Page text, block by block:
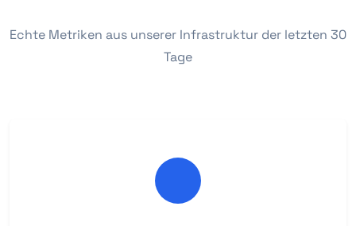
Echte Metriken aus unserer Infrastruktur der letzten 30
Tage